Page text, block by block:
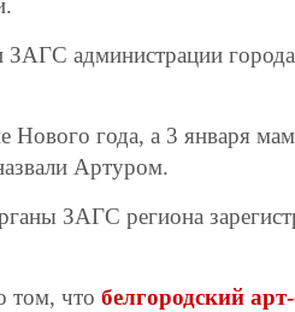
администрации города
Нового года, а 3 января
Артуром.
ЗАГС региона
том, что белгородский